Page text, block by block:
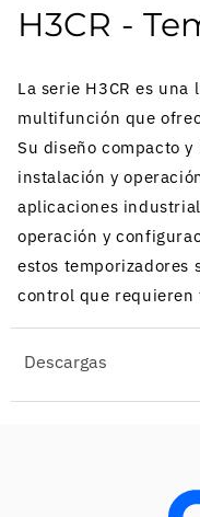
H3CR -
La serie H3CR es
multifunción que
Su diseño compacto
instalación y
aplicaciones
operación y
estos temporizadores
control que
Descargas